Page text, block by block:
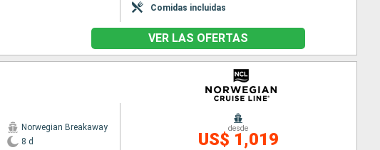
Comidas incluidas
VER LAS OFERTAS
Norwegian Breakaway
8 d
desde
US$ 1,019